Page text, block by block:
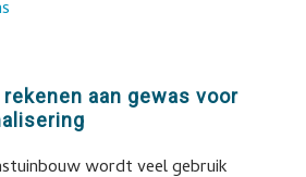
aan gewas voor
wordt veel gebruik